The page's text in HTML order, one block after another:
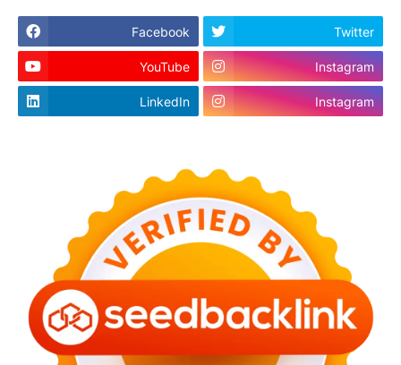
Facebook Twitter
YouTube Instagram
LinkedIn Instagram